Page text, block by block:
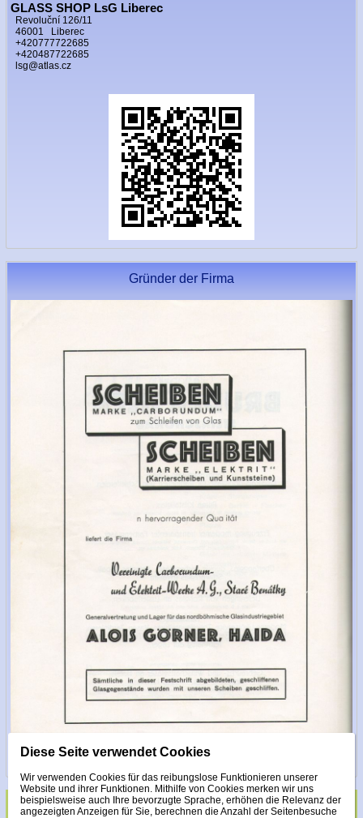
GLASS SHOP LsG Liberec
Revoluční 126/11
46001 Liberec
+420777722685
+420487722685
lsg@atlas.cz
Gründer der Firma
Diese Seite verwendet Cookies
Wir verwenden Cookies für das reibungslose Funktionieren unserer
Website und ihrer Funktionen. Mithilfe von Cookies merken wir uns
beispielsweise auch Ihre bevorzugte Sprache, erhöhen die Relevanz der
angezeigten Anzeigen für Sie, berechnen die Anzahl der Seitenbesuche